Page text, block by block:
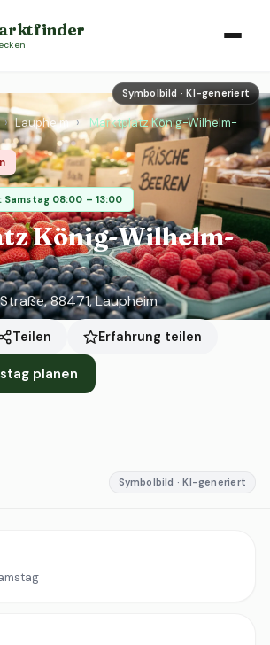
Symbolbild · KI-generiert
› Laupheim ›
Marktplatz König-Wilhelm-
08:00 – 13:00
König-Wilhelm-
88471, Laupheim
Teilen Erfahrung teilen
planen
Symbolbild · KI-generiert